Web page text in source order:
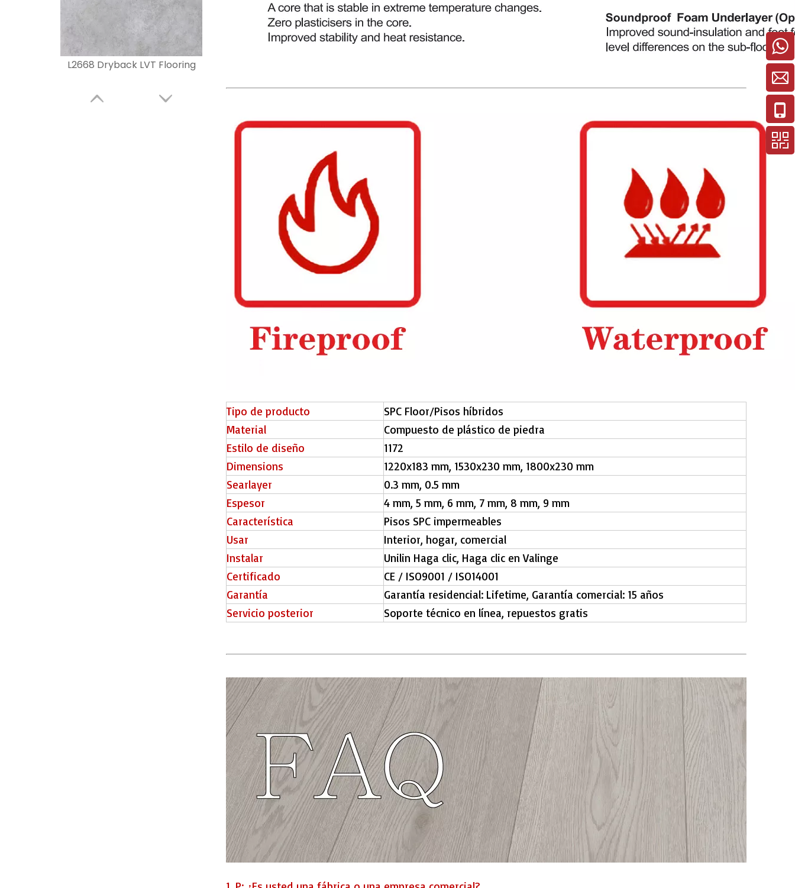
L2668 Dryback LVT Flooring
Tipo de producto
SPC Floor/Pisos híbridos
Material
Compuesto de plástico de piedra
Estilo de diseño
1172
Dimensions
1220x183 mm, 1530x230 mm, 1800x230 mm
Searlayer
0.3 mm, 0.5 mm
Espesor
4 mm, 5 mm, 6 mm, 7 mm, 8 mm, 9 mm
Característica
Pisos SPC impermeables
Usar
Interior, hogar, comercial
Instalar
Unilin Haga clic, Haga clic en Valinge
Certificado
CE / ISO9001 / ISO14001
Garantía
Garantía residencial: Lifetime, Garantía comercial: 15 años
Servicio posterior
Soporte técnico en línea, repuestos gratis